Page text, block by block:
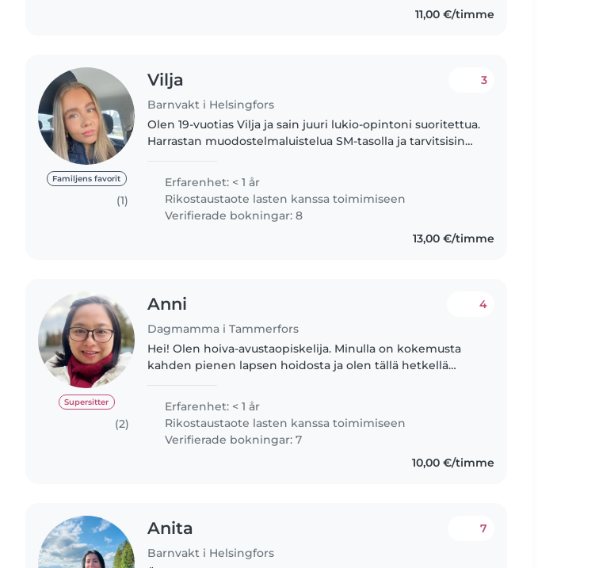
11,00 €/timme
Familjens favorit
(1)
Vilja
Barnvakt i Helsingfors
3
Olen 19-vuotias Vilja ja sain juuri lukio-opintoni suoritettua.
Harrastan muodostelmaluistelua SM-tasolla ja tarvitsisin
positiivinen,..
Erfarenhet: < 1 år
Rikostaustaote lasten kanssa toimimiseen
Verifierade bokningar: 8
13,00 €/timme
Supersitter
(2)
Anni
Dagmamma i Tammerfors
4
Hei! Olen hoiva-avustaopiskelija. Minulla on kokemusta
kahden pienen lapsen hoidosta ja olen tällä hetkellä
kärsivällinen ja rauhallinen...
Erfarenhet: < 1 år
Rikostaustaote lasten kanssa toimimiseen
Verifierade bokningar: 7
10,00 €/timme
Anita
Barnvakt i Helsingfors
7